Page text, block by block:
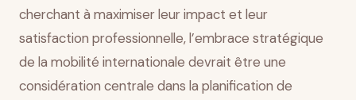
cherchant à maximiser leur impact et leur
satisfaction professionnelle, l’embrace stratégique
de la mobilité internationale devrait être une
considération centrale dans la planification de